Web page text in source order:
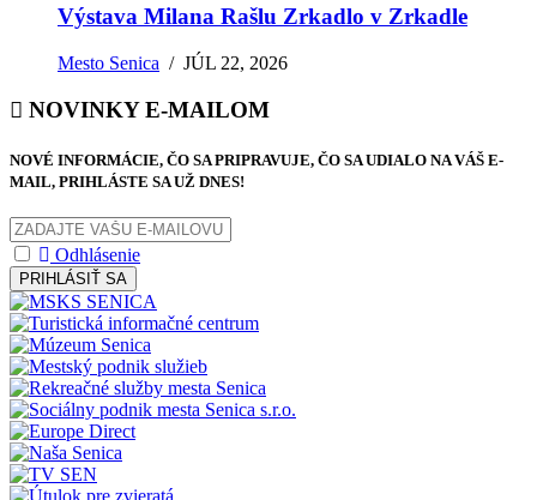
Výstava Milana Rašlu Zrkadlo v Zrkadle
Mesto Senica /JÚL 22, 2026
NOVINKY E-MAILOM
NOVÉ INFORMÁCIE, ČO SA PRIPRAVUJE, ČO SA UDIALO NA VÁŠ E-
MAIL, PRIHLÁSTE SA UŽ DNES!
Odhlásenie
PRIHLÁSIŤ SA